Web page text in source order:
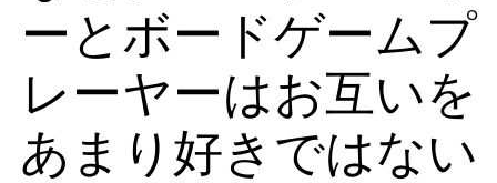
ーとボードゲームプ
レーヤーはお互いを
あまり好きではない